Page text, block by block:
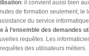
: il convient aussi bien
de formation seulement, le
du service
à l’ensemble des demandes
requêtes. Les
des utilisateurs métiers.